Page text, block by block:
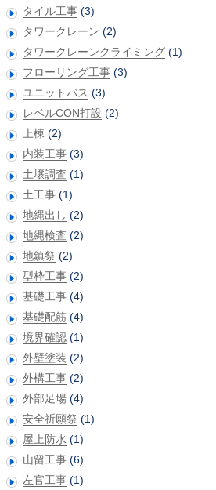
タイル工事 (3)
タワークレーン (2)
タワークレーンクライミング (1)
フローリング工事 (3)
ユニットバス (3)
レベルCON打設 (2)
上棟 (2)
内装工事 (3)
土壌調査 (1)
土工事 (1)
地縄出し (2)
地縄検査 (2)
地鎮祭 (2)
型枠工事 (2)
基礎工事 (4)
基礎配筋 (4)
境界確認 (1)
外壁塗装 (2)
外構工事 (2)
外部足場 (4)
安全祈願祭 (1)
屋上防水 (1)
山留工事 (6)
左官工事 (1)